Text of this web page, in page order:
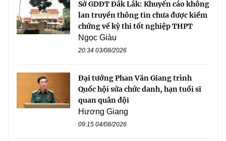
Sở GDĐT Đắk Lắk: Khuyến cáo không
lan truyền thông tin chưa được kiểm
chứng về kỳ thi tốt nghiệp THPT
Ngọc Giàu
20:34 03/08/2026
Đại tướng Phan Văn Giang trình
Quốc hội sửa chức danh, hạn tuổi sĩ
quan quân đội
Hương Giang
09:15 04/08/2026